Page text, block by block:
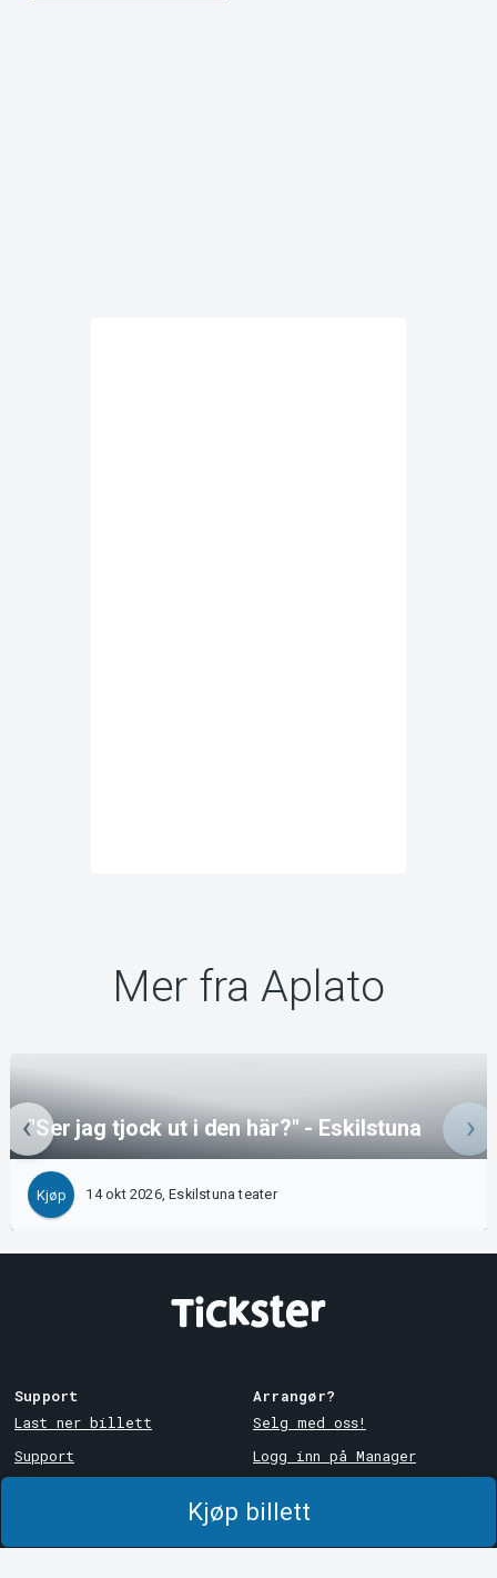
Kjøp billett
Mer fra Aplato
"Ser jag tjock ut i den här?" - Eskilstuna
Kjøp 14 okt 2026, Eskilstuna teater
Support
Last ner billett
Support
Arrangør?
Selg med oss!
Logg inn på Manager